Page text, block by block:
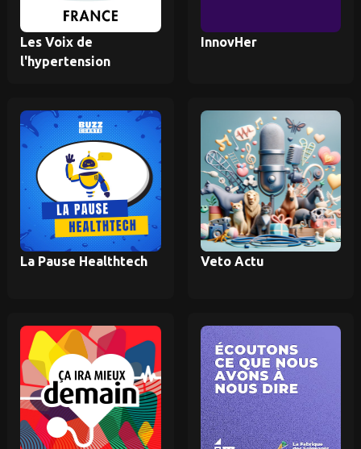
Les Voix de
l'hypertension
InnovHer
La Pause Healthtech Veto Actu